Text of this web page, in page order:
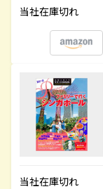
当社在庫切れ
当社在庫切れ